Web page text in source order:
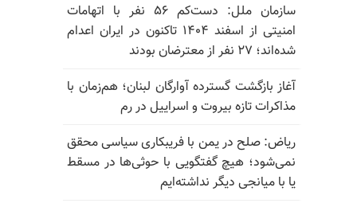
سازمان ملل: دست‌کم ۵۶ نفر با اتهامات
امنیتی از اسفند ۱۴۰۴ تاکنون در ایران اعدام
شده‌اند؛ ۲۷ نفر از معترضان بودند
آغاز بازگشت گسترده آوارگان لبنان؛ هم‌زمان با
مذاکرات تازه بیروت و اسراییل در رم
ریاض: صلح در یمن با فریبکاری سیاسی محقق
نمی‌شود؛ هیچ گفتگویی با حوثی‌ها در مسقط
یا با میانجی دیگر نداشته‌ایم